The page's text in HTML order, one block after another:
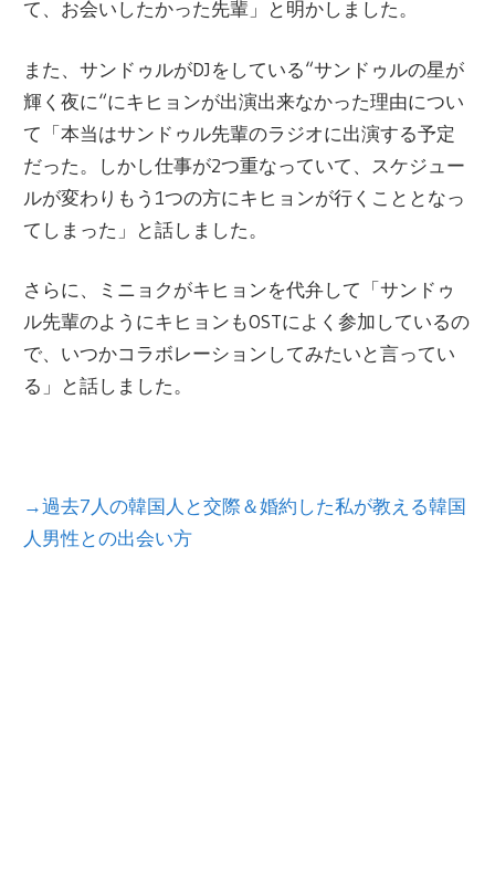
て、お会いしたかった先輩」と明かしました。
また、サンドゥルがDJをしている“サンドゥルの星が
輝く夜に“にキヒョンが出演出来なかった理由につい
て「本当はサンドゥル先輩のラジオに出演する予定
だった。しかし仕事が2つ重なっていて、スケジュ ー
ルが変わりもう 1つの方にキヒョンが行くこととなっ
てしまった」と話しました。
さらに、ミニョクがキヒョンを代弁して「サンドゥ
ル先輩のようにキヒョンもOSTによく参加しているの
で、いつかコラボレーションしてみたいと言ってい
る」と話しました。
→過去7人の韓国人と交際＆婚約した私が教える韓国
人男性との出会い方